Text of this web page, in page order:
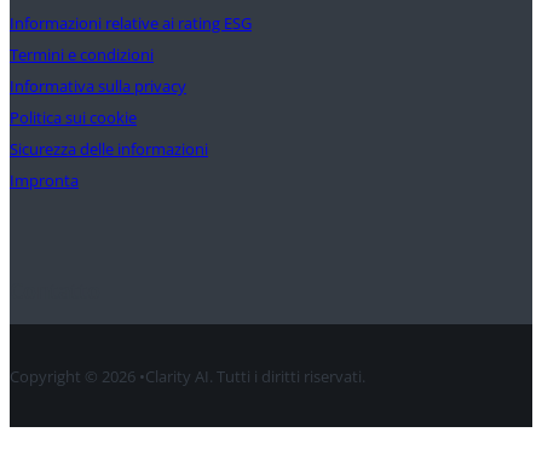
Informazioni relative ai rating ESG
Termini e condizioni
Informativa sulla privacy
Politica sui cookie
Sicurezza delle informazioni
Impronta
Copyright © 2026 •Clarity AI. Tutti i diritti riservati.